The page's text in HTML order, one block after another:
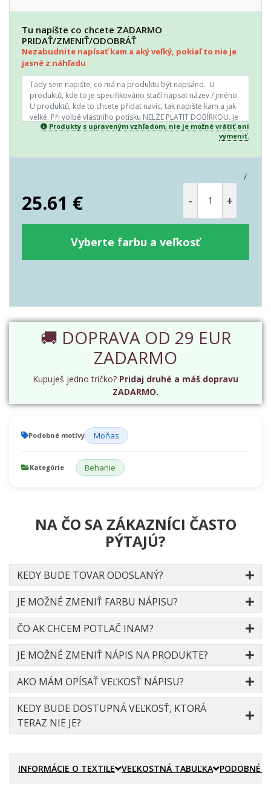
Tu napíšte co chcete ZADARMO
PRIDAŤ/ZMENIŤ/ODOBRÁŤ
Nezabudnite napísať kam a aký veľký, pokiaľ to nie je
jasné z náhľadu
Produkty s upraveným vzhľadom, nie je možné vrátiť ani
vymeniť.
/
25.61 € - +
Vyberte farbu a veľkosť
🚚 DOPRAVA OD 29 EUR
ZADARMO
Kupuješ jedno tričko? Pridaj druhé a máš dopravu
ZADARMO.
Podobné motívy Moňas
Kategórie Behanie
NA ČO SA ZÁKAZNÍCI ČASTO
PÝTAJÚ?
KEDY BUDE TOVAR ODOSLANÝ?
JE MOŽNÉ ZMENIŤ FARBU NÁPISU?
ČO AK CHCEM POTLAČ INAM?
JE MOŽNÉ ZMENIŤ NÁPIS NA PRODUKTE?
AKO MÁM OPÍSAŤ VEĽKOSŤ NÁPISU?
KEDY BUDE DOSTUPNÁ VEĽKOSŤ, KTORÁ
TERAZ NIE JE?
INFORMÁCIE O TEXTILE VEĽKOSTNÁ TABUĽKA PODOBNÉ